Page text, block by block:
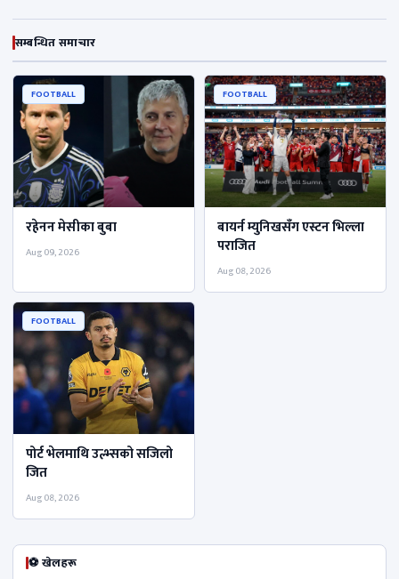
सम्बन्धित समाचार
FOOTBALL
रहेनन मेसीका बुबा
Aug 09, 2026
FOOTBALL
बायर्न म्युनिखसॅंग एस्टन भिल्ला
पराजित
Aug 08, 2026
FOOTBALL
पोर्ट भेलमाथि उल्भ्सको सजिलो
जित
Aug 08, 2026
⚽ खेलहरू